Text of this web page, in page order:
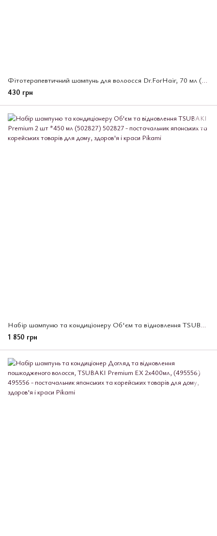
Фітотерапевтичний шампунь для волоосся Dr.ForHair, 70 мл (533421)
430 грн
Набір шампуню та кондиціонеру Об'єм та відновлення TSUBAKI Premium 2 шт *450 мл (502827)
1 850 грн